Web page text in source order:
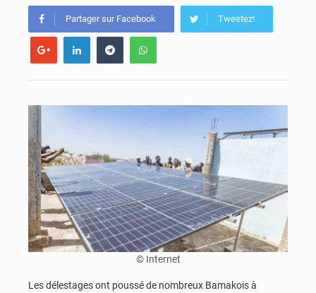
Partager sur Facebook Tweetez!
© Internet
Les délestages ont poussé de nombreux Bamakois à